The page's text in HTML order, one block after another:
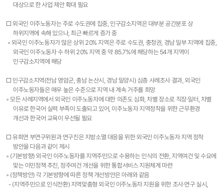
대상으로 한 사업 제안 확대 필요
□ 외국인 이주노동자는 주로 수도권에 집중, 인구감소지역은 대부분 공간분포 상
하위지역에 속해 있으나, 최근 빠르게 증가 중
◦ 외국인 이주노동자가 많은 상위 20% 지역은 주로 수도권, 충청권, 경남 일부 지역에 집중,
외국인 이주노동자 수 하위 20% 지역 중 약 85.7%에 해당하는 54개 지역이
인구감소지역에 해당
□ 인구감소지역(전남 영암군, 충남 논산시, 경남 밀양시) 심층 사례조사 결과, 외국인
이주노동자들은 매우 높은 수준으로 지역 내 계속 거주를 희망
◦ 모든 사례지역에서 외국인 이주노동자에 대한 의존도 심화, 차별 장소로 직장·일터, 차별
이유로 한국어 실력 부족이 도출되고 있어, 이주노동자 지역정착을 위한 근무환경
개선과 한국어 교육이 우선될 필요
□ 유희연 부연구위원과 연구진은 지방소멸 대응을 위한 외국인 이주노동자 지역 정착
방안을 다음과 같이 제시
◦ (기본방향) 외국인 이주노동자를 지역주민으로 수용하는 인식의 전환, 지역여건 및 수요에
맞는 이민정책 추진, 정주여건 개선을 위한 통합서비스 지원체계 마련
◦ (정책방안) 각 기본방향에 따른 정책 개선방안은 아래와 같음
- (지역주민으로 인식전환) 지역맞춤형 외국인 이주노동자 지원을 위한 조사·연구 실시,